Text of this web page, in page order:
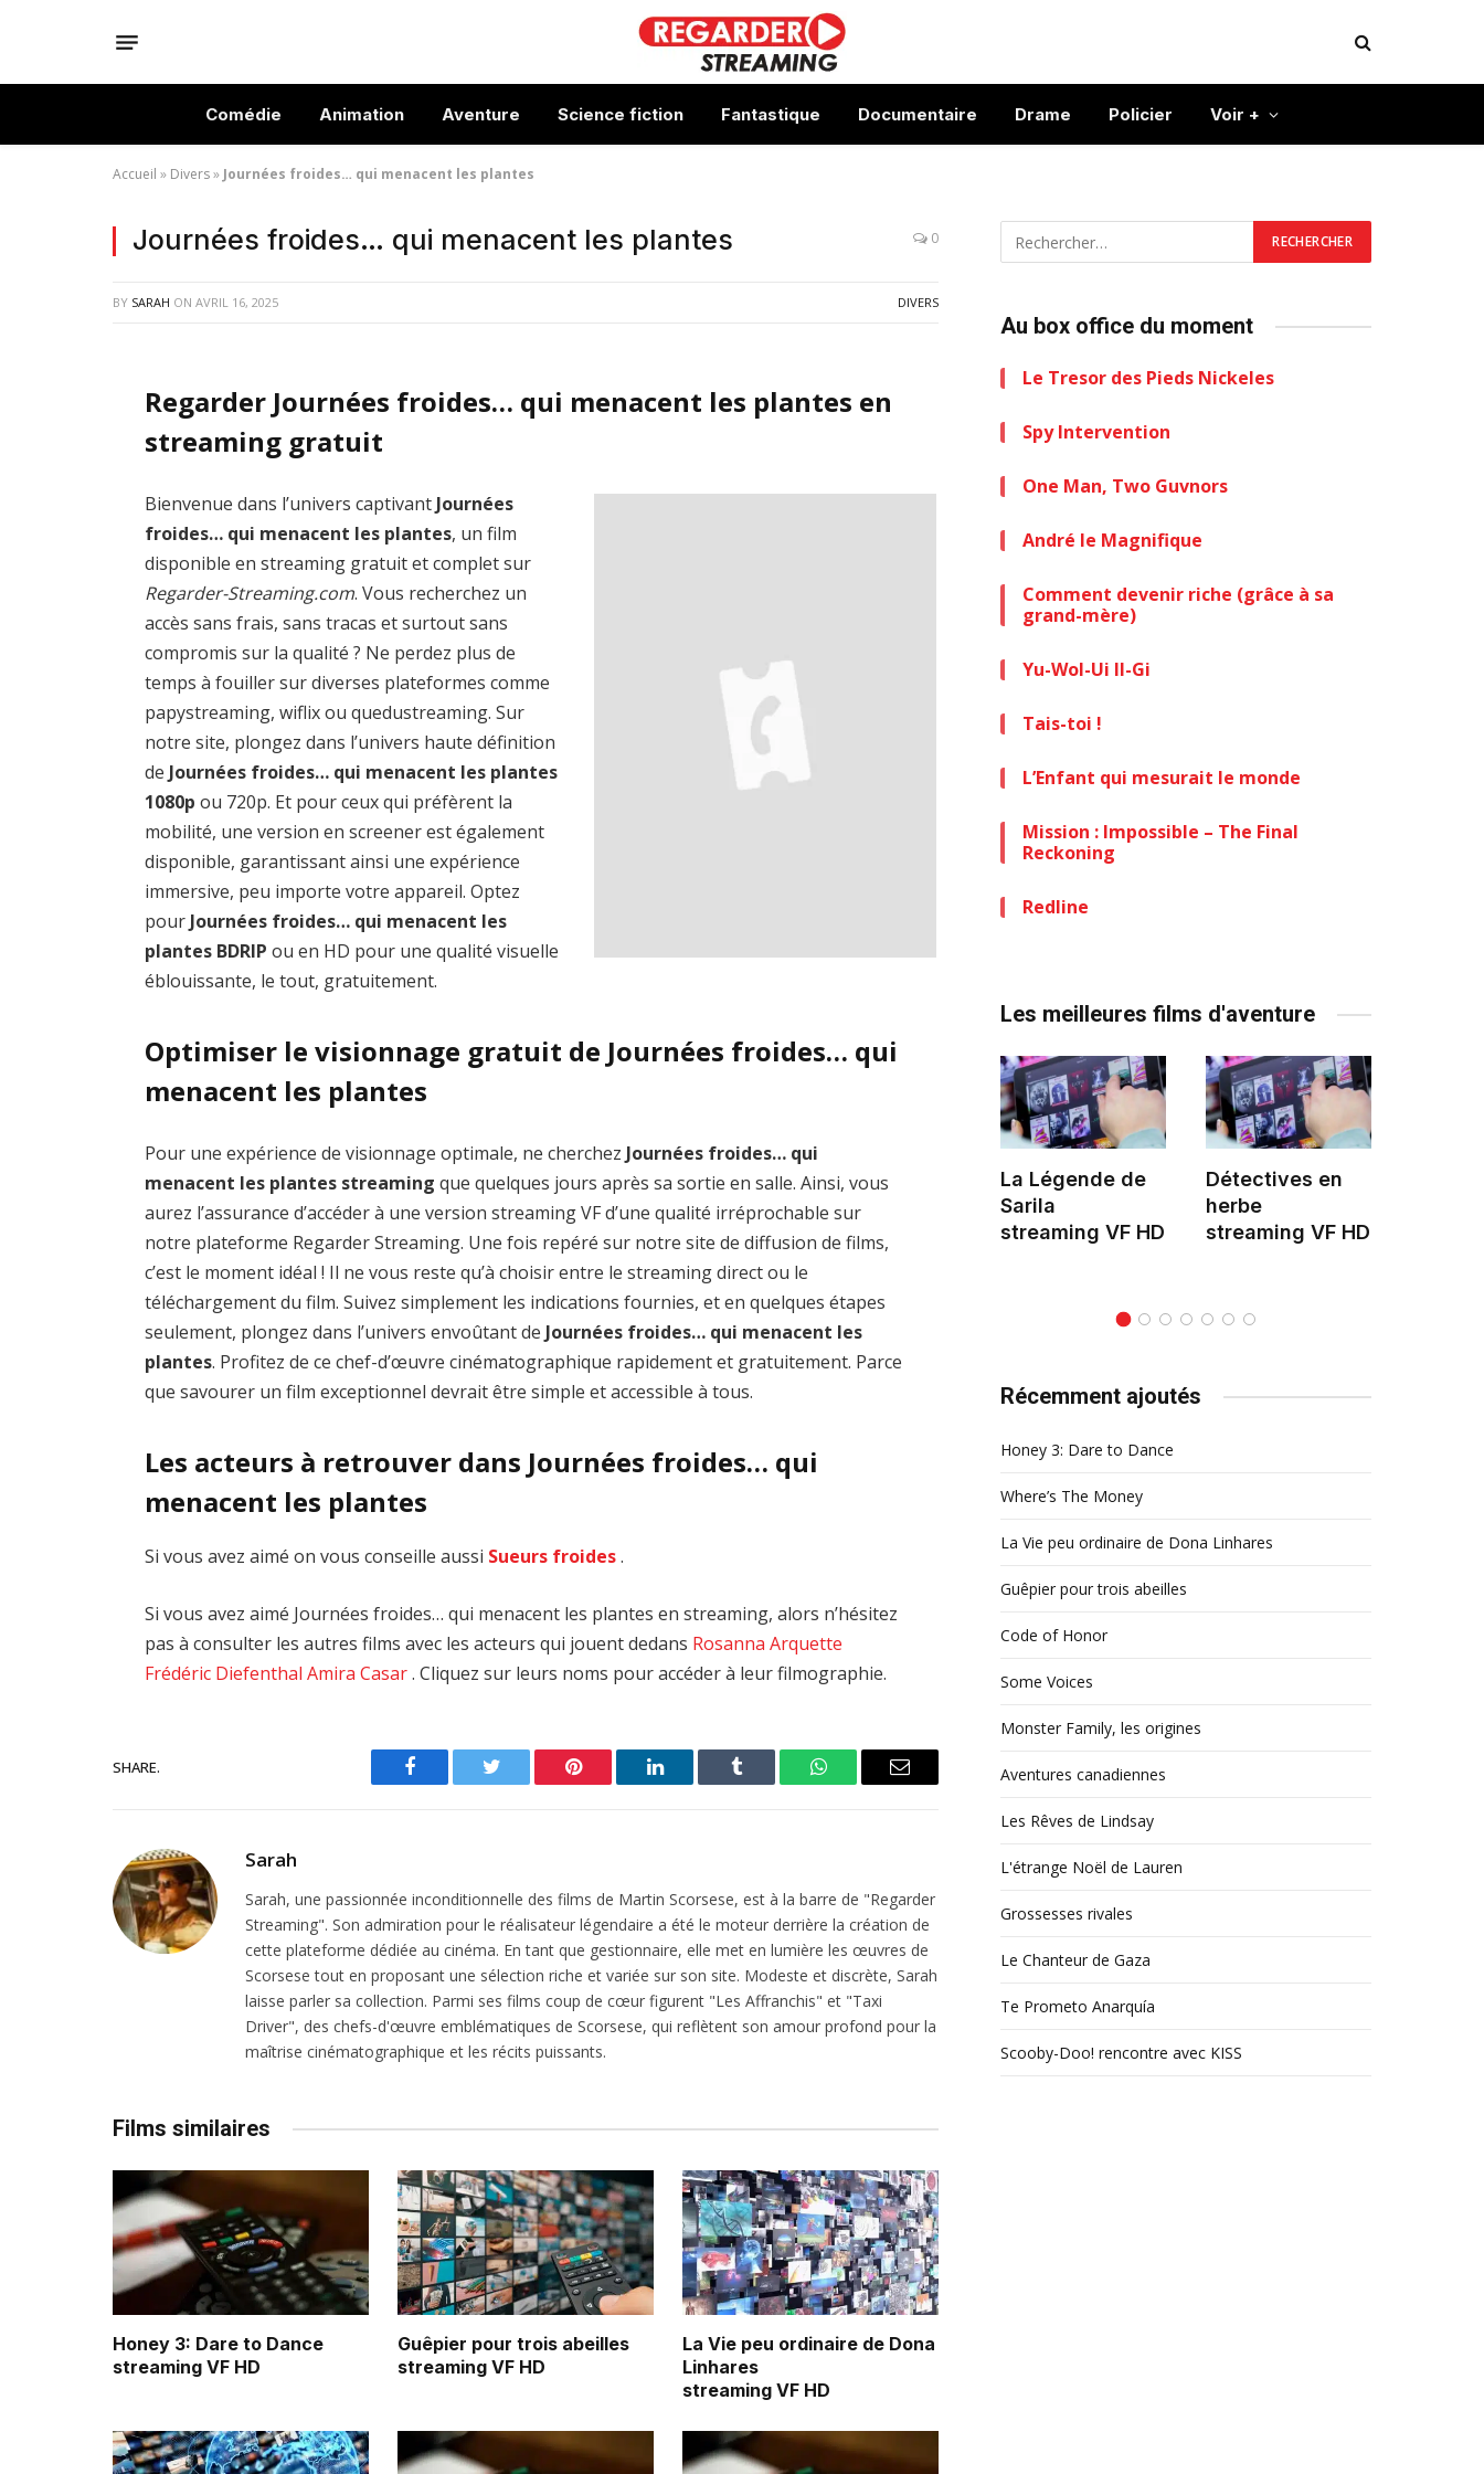
Comédie Animation Aventure Science fiction Fantastique Documentaire Drame Policier Voir +
Accueil » Divers» Journées froides… qui menacent les plantes
Journées froides… qui menacent les plantes 0
BY SARAH ON AVRIL 16, 2025 DIVERS
Regarder Journées froides… qui menacent les plantes en
streaming gratuit
Bienvenue dans l’univers captivant Journées
froides… qui menacent les plantes, un film
disponible en streaming gratuit et complet sur
Regarder-Streaming.com. Vous recherchez un
accès sans frais, sans tracas et surtout sans
compromis sur la qualité ? Ne perdez plus de
temps à fouiller sur diverses plateformes comme
papystreaming, wiflix ou quedustreaming. Sur
notre site, plongez dans l’univers haute définition
de Journées froides… qui menacent les plantes
1080p ou 720p. Et pour ceux qui préfèrent la
mobilité, une version en screener est également
disponible, garantissant ainsi une expérience
immersive, peu importe votre appareil. Optez
pour Journées froides… qui menacent les
plantes BDRIP ou en HD pour une qualité visuelle
éblouissante, le tout, gratuitement.
Optimiser le visionnage gratuit de Journées froides… qui
menacent les plantes
Pour une expérience de visionnage optimale, ne cherchez Journées froides… qui
menacent les plantes streaming que quelques jours après sa sortie en salle. Ainsi, vous
aurez l’assurance d’accéder à une version streaming VF d’une qualité irréprochable sur
notre plateforme Regarder Streaming. Une fois repéré sur notre site de diffusion de films,
c’est le moment idéal ! Il ne vous reste qu’à choisir entre le streaming direct ou le
téléchargement du film. Suivez simplement les indications fournies, et en quelques étapes
seulement, plongez dans l’univers envoûtant de Journées froides… qui menacent les
plantes. Profitez de ce chef-d’œuvre cinématographique rapidement et gratuitement. Parce
que savourer un film exceptionnel devrait être simple et accessible à tous.
Les acteurs à retrouver dans Journées froides… qui
menacent les plantes
Si vous avez aimé on vous conseille aussi Sueurs froides.
Si vous avez aimé Journées froides… qui menacent les plantes en streaming, alors n’hésitez
pas à consulter les autres films avec les acteurs qui jouent dedans Rosanna Arquette
Frédéric Diefenthal Amira Casar. Cliquez sur leurs noms pour accéder à leur filmographie.
SHARE.
Facebook Twitter Pinterest LinkedIn Tumblr WhatsAppEmail
Sarah
Sarah, une passionnée inconditionnelle des films de Martin Scorsese, est à la barre de "Regarder
Streaming". Son admiration pour le réalisateur légendaire a été le moteur derrière la création de
cette plateforme dédiée au cinéma. En tant que gestionnaire, elle met en lumière les œuvres de
Scorsese tout en proposant une sélection riche et variée sur son site. Modeste et discrète, Sarah
laisse parler sa collection. Parmi ses films coup de cœur figurent "Les Affranchis" et "Taxi
Driver", des chefs-d'œuvre emblématiques de Scorsese, qui reflètent son amour profond pour la
maîtrise cinématographique et les récits puissants.
Films similaires
Honey 3: Dare to Dance
streaming VF HD
Guêpier pour trois abeilles
streaming VF HD
La Vie peu ordinaire de Dona
Linhares
streaming VF HD
Au box office du moment
Le Tresor des Pieds Nickeles
Spy Intervention
One Man, Two Guvnors
André le Magnifique
Comment devenir riche (grâce à sa
grand-mère)
Yu-Wol-Ui Il-Gi
Tais-toi !
L’Enfant qui mesurait le monde
Mission : Impossible – The Final
Reckoning
Redline
Les meilleures films d'aventure
Zenon: Girl of
the 21st Century
streaming VF HD
La Légende des
1000 dragons
streaming VF HD
La Légende de
Sarila
streaming VF HD
Détectives en
herbe
streaming VF HD
Récemment ajoutés
Honey 3: Dare to Dance
Where’s The Money
La Vie peu ordinaire de Dona Linhares
Guêpier pour trois abeilles
Code of Honor
Some Voices
Monster Family, les origines
Aventures canadiennes
Les Rêves de Lindsay
L'étrange Noël de Lauren
Grossesses rivales
Le Chanteur de Gaza
Te Prometo Anarquía
Scooby-Doo! rencontre avec KISS